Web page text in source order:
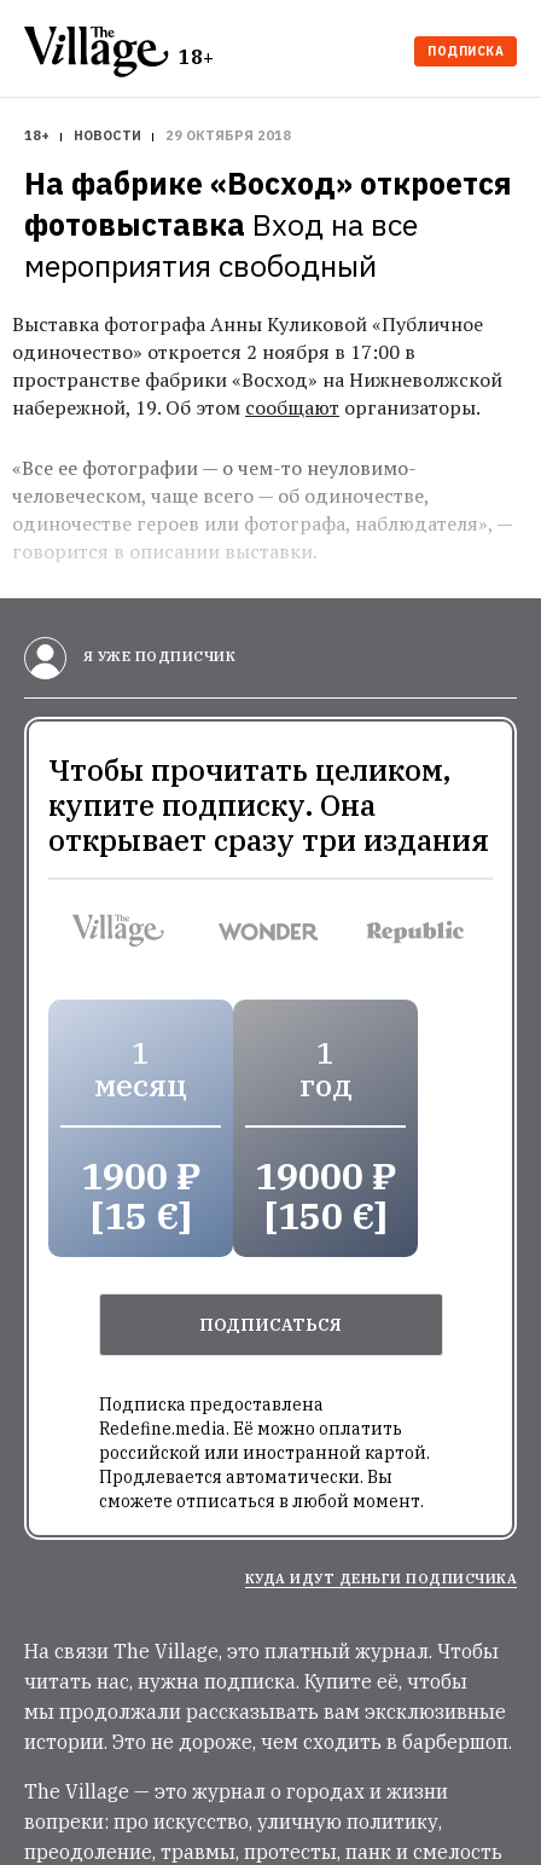
18+ ПОДПИСКА
18+ НОВОСТИ 29 ОКТЯБРЯ 2018
На фабрике «Восход» откроется
фотовыставка Вход на все
мероприятия свободный
Выставка фотографа Анны Куликовой «Публичное
одиночество» откроется 2 ноября в 17:00 в
пространстве фабрики «Восход» на Нижневолжской
набережной, 19. Об этом сообщают организаторы.
«Все ее фотографии — о чем-то неуловимо-
человеческом, чаще всего — об одиночестве,
одиночестве героев или фотографа, наблюдателя», —
говорится в описании выставки.
Я УЖЕ ПОДПИСЧИК
Чтобы прочитать целиком,
купите подписку. Она
открывает сразу три издания
1
месяц
1900 ₽
[15 €]
1
год
19000 ₽
[150 €]
ПОДПИСАТЬСЯ
Подписка предоставлена
Redefine.media. Её можно оплатить
российской или иностранной картой.
Продлевается автоматически. Вы
сможете отписаться в любой момент.
КУДА ИДУТ ДЕНЬГИ ПОДПИСЧИКА
На связи The Village, это платный журнал. Чтобы
читать нас, нужна подписка. Купите её, чтобы
мы продолжали рассказывать вам эксклюзивные
истории. Это не дороже, чем сходить в барбершоп.
The Village — это журнал о городах и жизни
вопреки: про искусство, уличную политику,
преодоление, травмы, протесты, панк и смелость